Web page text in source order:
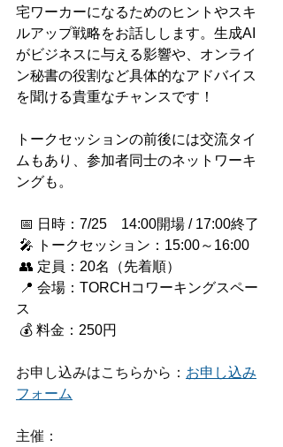
宅ワーカーになるためのヒントやスキ
ルアップ戦略をお話しします。生成AI
がビジネスに与える影響や、オンライ
ン秘書の役割など具体的なアドバイス
を聞ける貴重なチャンスです！
トークセッションの前後には交流タイ
ムもあり、参加者同士のネットワーキ
ングも。
📅 日時：7/25　14:00開場 / 17:00終了
🎤 トークセッション：15:00～16:00
👥 定員：20名（先着順）
📍 会場：TORCHコワーキングスペー
ス
💰 料金：250円
お申し込みはこちらから： お申し込み
フォーム
主催：